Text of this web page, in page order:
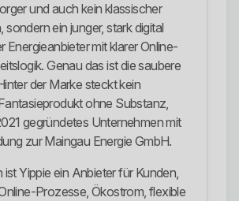
und auch kein klassischer
ein junger, stark digital
Energieanbieter mit klarer Online-
Genau das ist die saubere
der Marke steckt kein
ohne Substanz,
gegründetes Unternehmen mit
zur Maingau Energie GmbH.
ist Yippie ein Anbieter für Kunden,
Prozesse, Ökostrom, flexible